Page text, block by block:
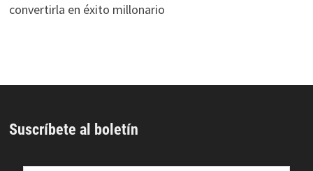
convertirla en éxito millonario
Suscríbete al boletín